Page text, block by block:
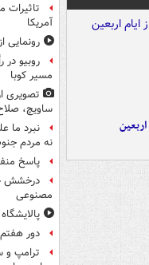
تاثیرات
آمریکا
رونمایی
روبیو در
مسیر کوبا
تصویری
ساویچ، صلاح
نبرد ما
نه مردم
پاسخ
درخشش
مصنوعی
دور
ترامپ و